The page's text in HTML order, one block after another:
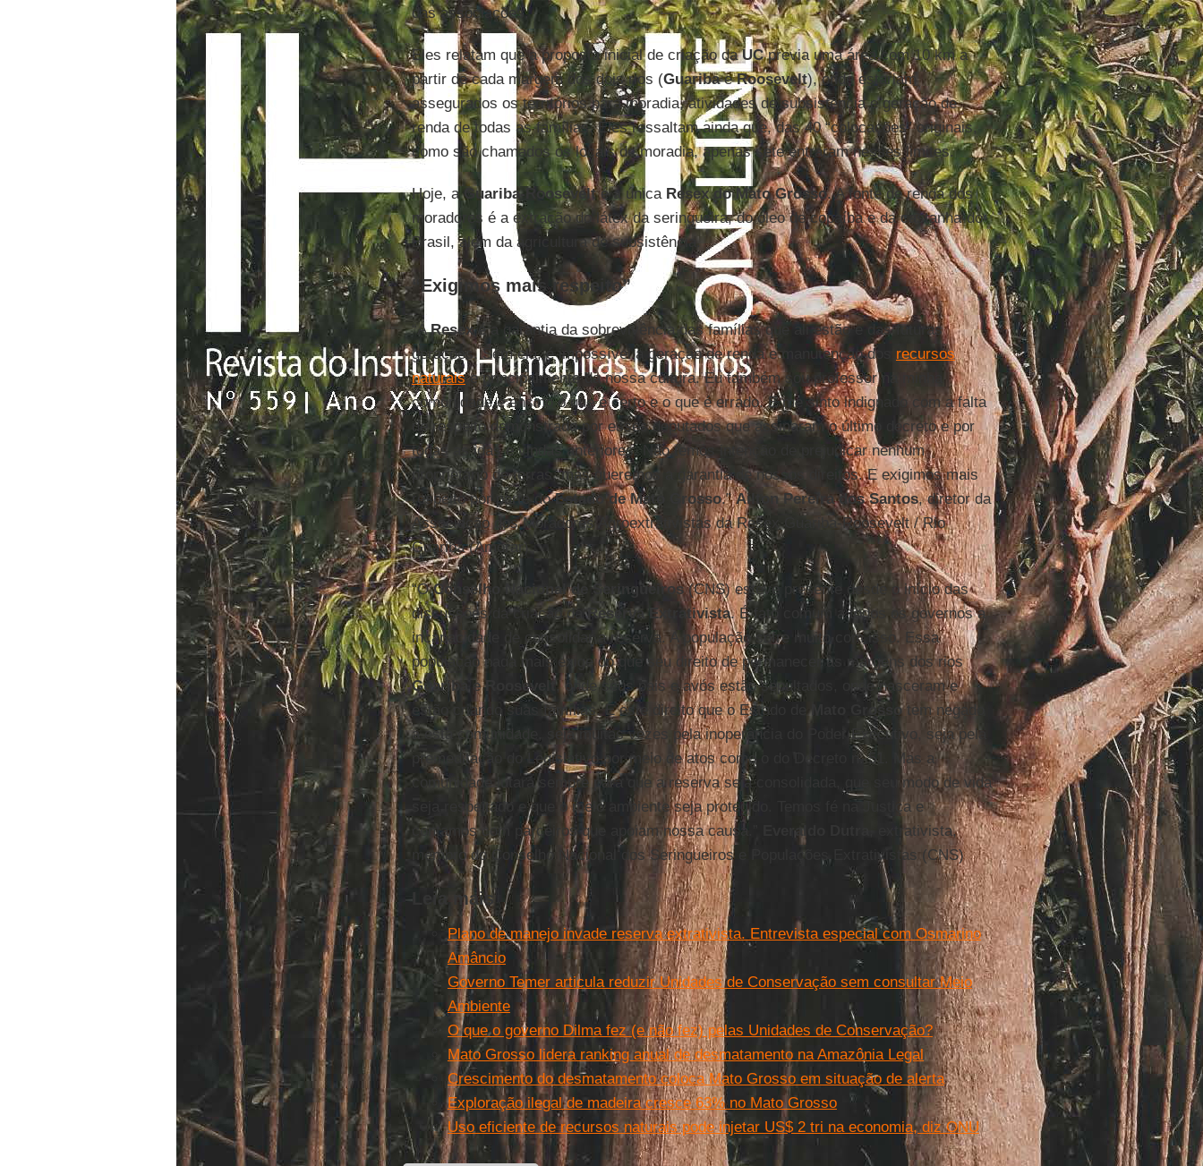
das associações.
Eles relatam que a proposta inicial de criação daUCprevia uma área com 10 km a
partir de cada margem dos dois rios (GuaribaeRoosevelt), onde estariam
assegurados os territórios para moradia, atividades de subsistência e geração de
renda de todas as famílias. Eles ressaltam ainda que, das 40 “colocações” originais,
como são chamados os locais de moradia, apenas sete entraram nesses limites.
Hoje, aGuariba-Roosevelté a única Resex do Mato Grosso. A fonte de renda dos
moradores é a extração do látex da seringueira, do óleo de copaíba e da castanha-do-
Brasil, além da agricultura de subsistência.
“Exigimos mais respeito”
“AResexé a garantia da sobrevivência das famílias que ali estão e das futuras
gerações. Sem ela, é impossível a geração de renda e manutenção dos recursos
naturaise principalmente da nossa cultura. Eu também sou professor na minha
comunidade e ensino o que é certo e o que é errado. E me sinto indignado com a falta
de respeito demonstrado por esses deputados que assinaram o último decreto e por
todas as idas e vindas anteriores. Não temos intenção de prejudicar nenhum
proprietário de terras, mas queremos a garantia de nossos direitos. E exigimos mais
respeito por parte doEstado de Mato Grosso.”Ailton Pereira dos Santos, diretor da
Associação dos Moradores Agroextrativistas da Resex Guariba-Roosevelt / Rio
Guariba (Amorar)
“OConselho Nacional de Seringueiros(CNS) esteve presente desde o início das
discussões da criação daReserva Extrativista. É fato comum a todos os governos a
incapacidade de consolidar a reserva. A população sofre muito com isso. Essa
população nada mais exige do que seu direito de permanecer às margens dos rios
Guariba
eRoosevelt, onde seus pais e avós estão sepultados, onde nasceram e
estão criando suas famílias. É este direito que o Estado deMato Grossotem negado
a esta comunidade, seja muitas vezes pela inoperância do Poder Executivo, seja pela
premeditação do Legislativo por meio de atos como o do Decreto n. 51. Mas a
comunidade lutará sempre para que a reserva seja consolidada, que seu modo de vida
seja respeitado e que o meio ambiente seja protegido. Temos fé na Justiça e
contamos com parceiros que apoiam nossa causa.”
Everaldo Dutra
, extrativista,
membro do Conselho Nacional dos Seringueiros e Populações Extrativistas (CNS)
Leia mais
Plano de manejo invade reserva extrativista. Entrevista especial com Osmarino
Amâncio
Governo Temer articula reduzir Unidades de Conservação sem consultar Meio
Ambiente
O que o governo Dilma fez (e não fez) pelas Unidades de Conservação?
Mato Grosso lidera ranking anual de desmatamento na Amazônia Legal
Crescimento do desmatamento coloca Mato Grosso em situação de alerta
Exploração ilegal de madeira cresce 63% no Mato Grosso
Uso eficiente de recursos naturais pode injetar US$ 2 tri na economia, diz ONU